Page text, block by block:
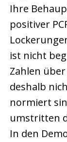
Ihre
positiver
ist nicht
Zahlen
deshalb
normiert
umstritten
In den